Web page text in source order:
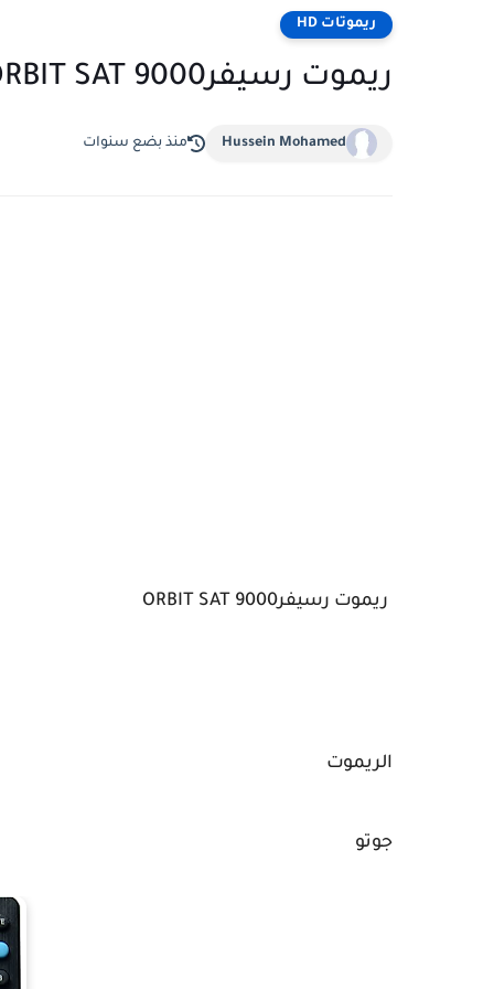
ريموتات HD
ريموت رسيفرORBIT SAT 9000
Hussein Mohamed منذ بضع سنوات
ريموت رسيفرORBIT SAT 9000
الريموت
جوتو